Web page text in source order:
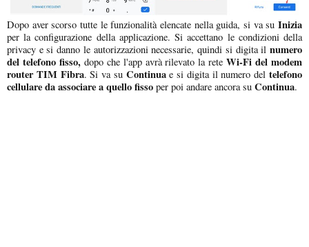
Dopo aver scorso tutte le funzionalità elencate nella guida, si va su Inizia
per la configurazione della applicazione. Si accettano le condizioni della
privacy e si danno le autorizzazioni necessarie, quindi si digita il numero
del telefono fisso,dopo che l'app avrà rilevato la rete Wi-Fi del modem
router TIM Fibra. Si va suContinuae si digita il numero deltelefono
cellulare da associare a quello fisso per poi andare ancora su Continua.